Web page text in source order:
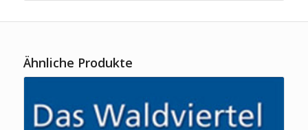
Ähnliche Produkte